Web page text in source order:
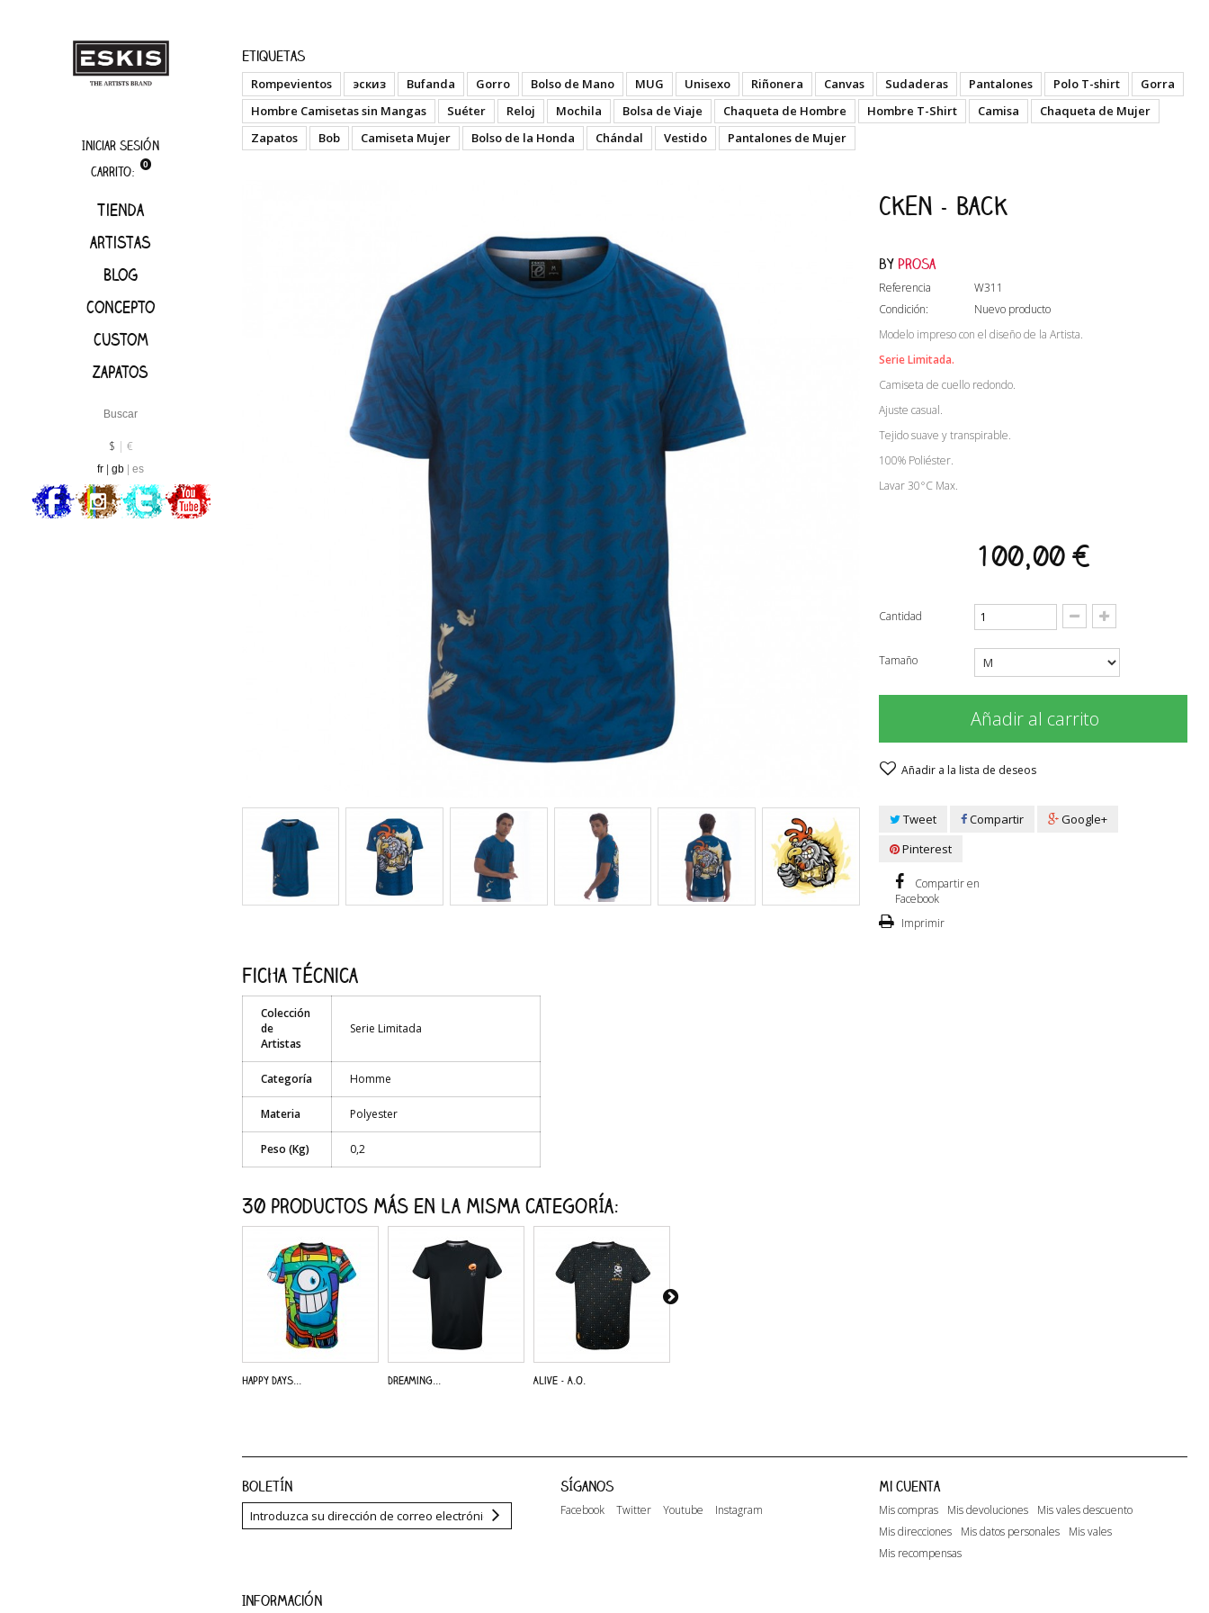
Iniciar sesión
Carrito:
0
Tienda
artistas
Blog
Concepto
Custom
Zapatos
$ €
fr gb es
boutique
Etiquetas
Rompevientos эскиз Bufanda Gorro Bolso de Mano MUG Unisexo Riñonera Canvas Sudaderas Pantalones Polo T-shirt
Gorra
Hombre Camisetas sin Mangas
Suéter Reloj Mochila Bolsa de Viaje Chaqueta de Hombre Hombre T-Shirt Camisa
Chaqueta de Mujer
Zapatos
Bob Camiseta Mujer Bolso de la Honda Chándal Vestido Pantalones de Mujer
Cken - Back
byProsa
Referencia
W311
Condición:
Nuevo producto
Modelo impreso con el diseño de la Artista.
Serie Limitada.
Camiseta de cuello redondo.
Ajuste casual.
Tejido suave y transpirable.
100% Poliéster.
Lavar 30°C Max.
100,00 €
Cantidad
Tamaño
Añadir al carrito
Añadir a la lista de deseos
Tweet Compartir
Google+
Pinterest
Compartir en
Facebook
Imprimir
Ficha técnica
Colección
de
Artistas
Serie Limitada
Categoría Homme
Materia Polyester
Peso (Kg) 0,2
30 productos más en la misma categoría:
Happy Days... Dreaming... Alive - A.O.
Boletín Síganos
Facebook Twitter Youtube Instagram
Mi cuenta
Mis compras Mis devoluciones
Mis vales descuento
Mis direcciones
Mis datos personales
Mis vales
Mis recompensas
Información